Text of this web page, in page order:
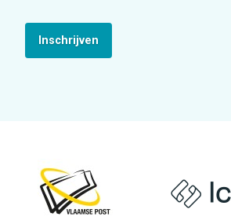
Inschrijven